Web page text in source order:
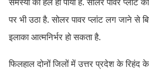
समस्या का हल हो पाया है. सोलर पावर प्लांट
पर भी उठा है. सोलर पावर प्लांट लग जाने से
इलाका आत्मनिर्भर हो सकता है.
फिलहाल दोनों जिलों में उत्तर प्रदेश के रिहंद